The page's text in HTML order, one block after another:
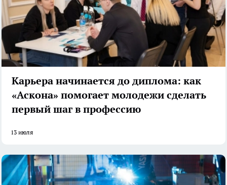
Карьера начинается до диплома: как
«Аскона» помогает молодежи сделать
первый шаг в профессию
13 июля